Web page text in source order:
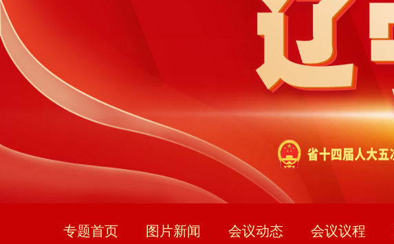
专题首页 图片新闻 会议动态 会议议程